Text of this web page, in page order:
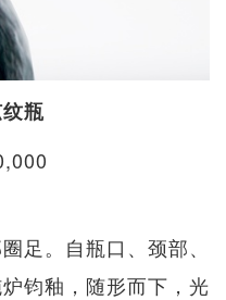
瓶
足。自瓶口、颈部、
钧釉，随形而下，光